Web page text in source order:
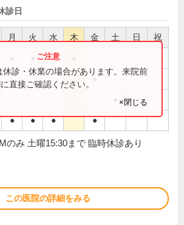
診日
月 火 水 木 金 土 日 祝
●
●
● ● ● ●
休診・休業の場合があります。来院前
直接ご確認ください。
×閉じる
のみ 土曜15:30まで 臨時休診あり
この医院の詳細をみる